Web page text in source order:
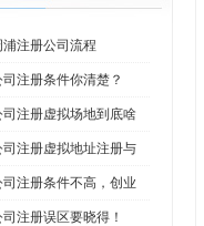
浦注册公司流程
注册条件你清楚？
司注册虚拟场地到底啥
司注册虚拟地址注册与
司注册条件不高，创业
注册误区要晓得！